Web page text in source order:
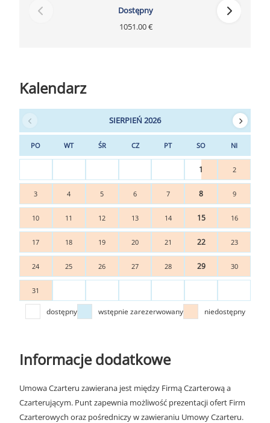
Dostępny
1051.00 €
Kalendarz
SIERPIEŃ 2026
PO WT ŚR CZ PT SO NI
1 2
3 4 5 6 7 8 9
10 11 12 13 14 15 16
17 18 19 20 21 22 23
24 25 26 27 28 29 30
31
dostępny wstępnie zarezerwowany niedostępny
Informacje dodatkowe
Umowa Czarteru zawierana jest między Firmą Czarterową a
Czarterującym. Punt zapewnia możliwość prezentacji ofert Firm
Czarterowych oraz pośredniczy w zawieraniu Umowy Czarteru.